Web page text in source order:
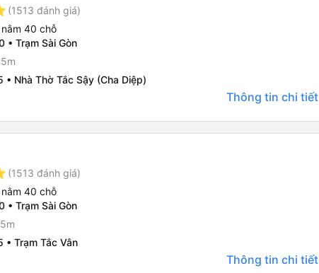
(1513 đánh giá)
40 chỗ
• Trạm Sài Gòn
• Nhà Thờ Tắc Sậy (Cha Diệp)
Thông tin chi tiết
(1513 đánh giá)
40 chỗ
• Trạm Sài Gòn
• Trạm Tắc Vân
Thông tin chi tiết